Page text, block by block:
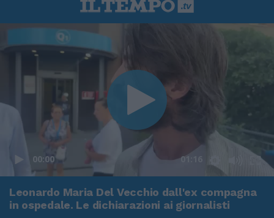
00:00 01:16
Leonardo Maria Del Vecchio dall'ex compagna
in ospedale. Le dichiarazioni ai giornalisti